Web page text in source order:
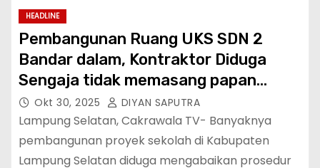
HEADLINE
Pembangunan Ruang UKS SDN 2
Bandar dalam, Kontraktor Diduga
Sengaja tidak memasang papan
Informasi
Okt 30, 2025 DIYAN SAPUTRA
Lampung Selatan, Cakrawala TV- Banyaknya
pembangunan proyek sekolah di Kabupaten
Lampung Selatan diduga mengabaikan prosedur